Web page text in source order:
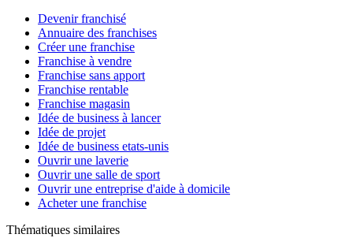
Devenir franchisé
Annuaire des franchises
Créer une franchise
Franchise à vendre
Franchise sans apport
Franchise rentable
Franchise magasin
Idée de business à lancer
Idée de projet
Idée de business etats-unis
Ouvrir une laverie
Ouvrir une salle de sport
Ouvrir une entreprise d'aide à domicile
Acheter une franchise
Thématiques similaires